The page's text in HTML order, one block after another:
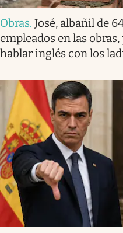
Obras. José, albañil de
empleados en las
hablar inglés con los